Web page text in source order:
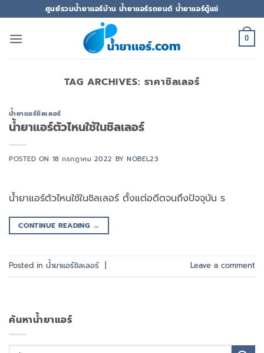
ไป
ยัง
ศูนย์รวมน้ำยาแอร์บ้าน น้ำยาแอร์รถยนต์ น้ำยาแอร์ตู้แช่
0
TAG ARCHIVES: ราคาชิลเลอร์
น้ำยาแอร์ชิลเลอร์
น้ำยาแอร์ตัวไหนใช้ในชิลเลอร์
POSTED ON 18 กรกฎาคม 2022 BYNOBEL23
น้ำยาแอร์ตัวไหนใช้ในชิลเลอร์ ตั้งแต่อดีตจนถึงปัจจุบัน ร
CONTINUE READING →
Posted in น้ำยาแอร์ชิลเลอร์ | Leave a comment
ค้นหาน้ำยาแอร์